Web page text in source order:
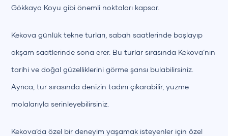
Gökkaya Koyu gibi önemli noktaları kapsar.
Kekova günlük tekne turları, sabah saatlerinde başlayıp
akşam saatlerinde sona erer. Bu turlar sırasında Kekova’nın
tarihi ve doğal güzelliklerini görme şansı bulabilirsiniz.
Ayrıca, tur sırasında denizin tadını çıkarabilir, yüzme
molalarıyla serinleyebilirsiniz.
Kekova’da özel bir deneyim yaşamak isteyenler için özel